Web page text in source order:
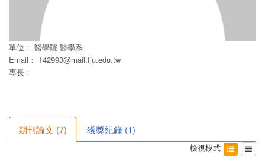
單位： 醫學院 醫學系
Email： 142993@mail.fju.edu.tw
專長：
期刊論文 (7) 獲獎紀錄 (1)
檢視模式